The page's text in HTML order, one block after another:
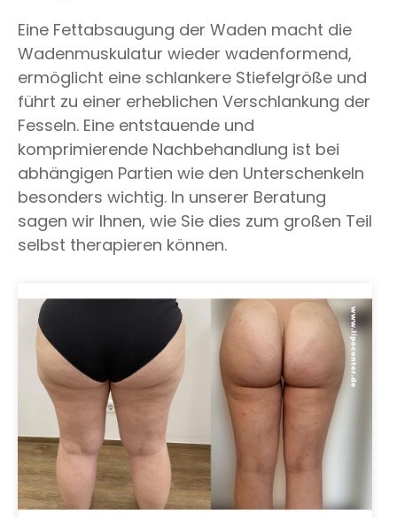
Eine Fettabsaugung der Waden macht die
Wadenmuskulatur wieder wadenformend,
ermöglicht eine schlankere Stiefelgröße und
führt zu einer erheblichen Verschlankung der
Fesseln. Eine entstauende und
komprimierende Nachbehandlung ist bei
abhängigen Partien wie den Unterschenkeln
besonders wichtig. In unserer Beratung
sagen wir Ihnen, wie Sie dies zum großen Teil
selbst therapieren können.